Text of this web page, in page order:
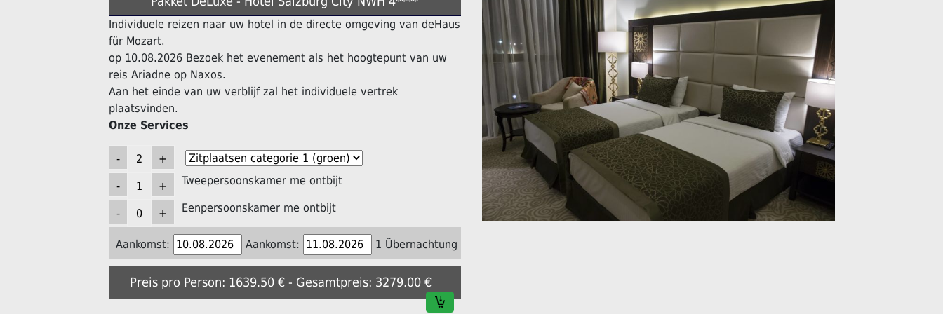
Individuele reizen naar uw hotel in de directe omgeving van deHaus
für Mozart.
op 10.08.2026 Bezoek het evenement als het hoogtepunt van uw
reis Ariadne op Naxos.
Aan het einde van uw verblijf zal het individuele vertrek
plaatsvinden.
Onze Services
Tweepersoonskamer me ontbijt
Eenpersoonskamer me ontbijt
Aankomst: Aankomst: 1 Übernachtung
Preis pro Person: 1639.50 € - Gesamtpreis: 3279.00 €